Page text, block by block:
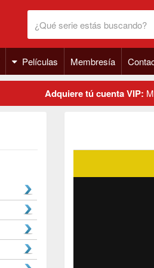
Películas Membresía
Adquiere tú cuenta VIP: